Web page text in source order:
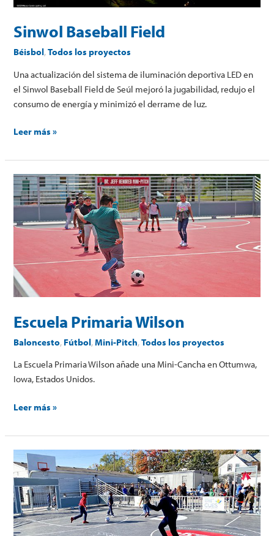
Sinwol Baseball Field
Béisbol,Todos los proyectos
Una actualización del sistema de iluminación deportiva LED en
el Sinwol Baseball Field de Seúl mejoró la jugabilidad, redujo el
consumo de energía y minimizó el derrame de luz.
Leer más »
Escuela Primaria Wilson
Baloncesto, Fútbol,Mini-Pitch,Todos los proyectos
La Escuela Primaria Wilson añade una Mini-Cancha en Ottumwa,
Iowa, Estados Unidos.
Escuela
Primaria
Wilson
Leer más »
Mini-
cancha
del
Colegio
Sacred
Heart